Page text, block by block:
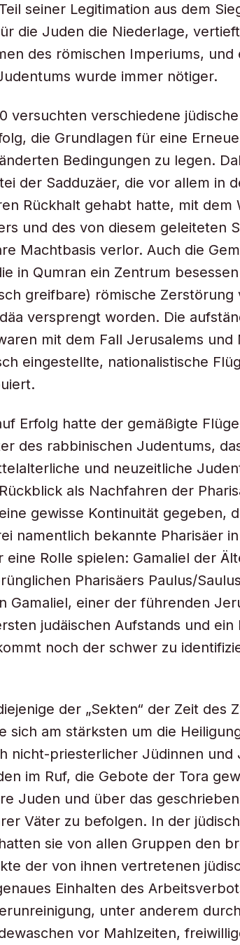
seiner Legitimation aus dem
die Juden die Niederlage,
des römischen Imperiums, und
wurde immer nötiger.
versuchten verschiedene
die Grundlagen für eine
Bedingungen zu legen.
der Sadduzäer, die vor allem in
Rückhalt gehabt hatte, mit dem
und des von diesem geleiteten
Machtbasis verlor. Auch die
in Qumran ein Zentrum
greifbare) römische Zerstörung
versprengt worden. Die
mit dem Fall Jerusalems und
eingestellte, nationalistische
Erfolg hatte der gemäßigte
des rabbinischen Judentums,
und neuzeitliche
als Nachfahren der
gewisse Kontinuität gegeben,
namentlich bekannte Pharisäer
eine Rolle spielen: Gamaliel der
Pharisäers Paulus/
Gamaliel, einer der führenden
judäischen Aufstands und ein
noch der schwer zu
der „Sekten“ der Zeit des
sich am stärksten um die
nicht-priesterlicher Jüdinnen und
im Ruf, die Gebote der Tora
Juden und über das
Väter zu befolgen. In der
sie von allen Gruppen den
der von ihnen vertretenen
Einhalten des
unter anderem
vor Mahlzeiten,